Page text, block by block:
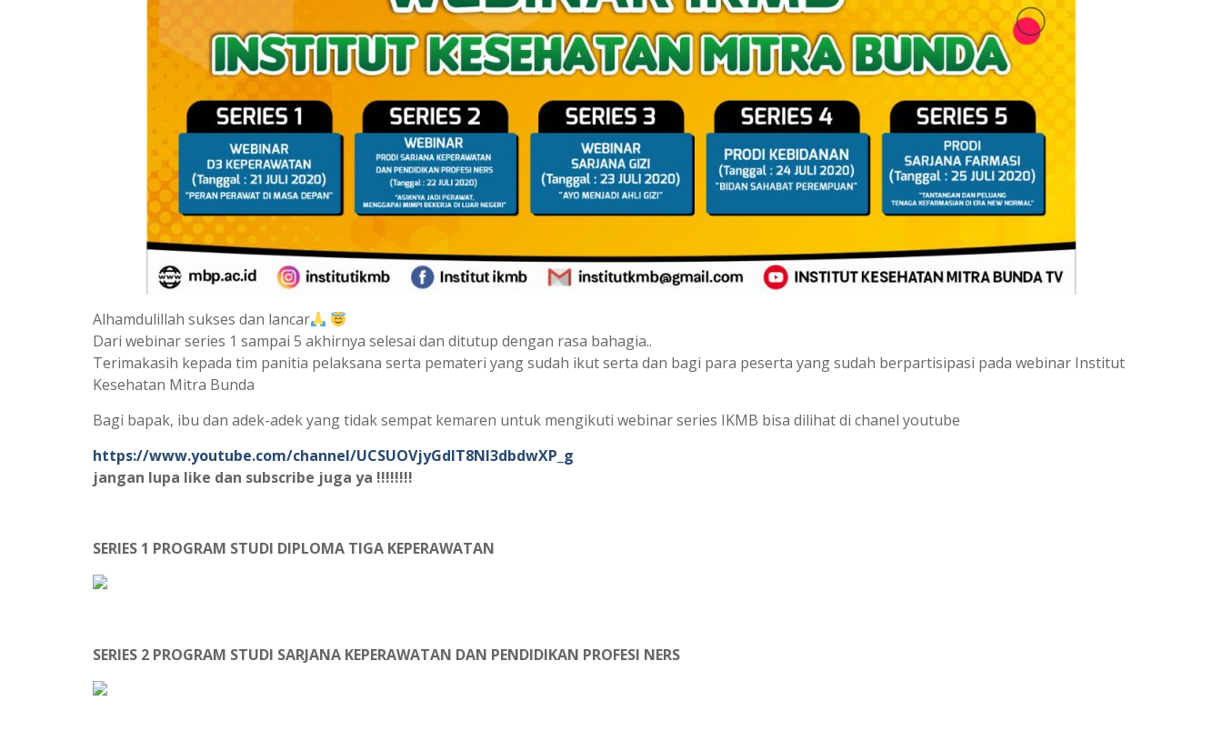
Alhamdulillah sukses dan lancar
Dari webinar series 1 sampai 5 akhirnya selesai dan ditutup dengan rasa bahagia..
Terimakasih kepada tim panitia pelaksana serta pemateri yang sudah ikut serta dan bagi para peserta yang sudah berpartisipasi pada webinar Institut
Kesehatan Mitra Bunda
Bagi bapak, ibu dan adek-adek yang tidak sempat kemaren untuk mengikuti webinar series IKMB bisa dilihat di chanel youtube
https://www.youtube.com/channel/UCSUOVjyGdIT8Nl3dbdwXP_g
jangan lupa like dan subscribe juga ya !!!!!!!!
SERIES 1 PROGRAM STUDI DIPLOMA TIGA KEPERAWATAN
SERIES 2 PROGRAM STUDI SARJANA KEPERAWATAN DAN PENDIDIKAN PROFESI NERS